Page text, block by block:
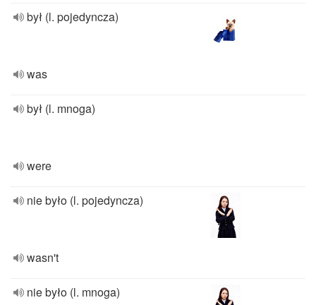
był (l. pojedyncza)
was
był (l. mnoga)
were
nie było (l. pojedyncza)
wasn't
nie było (l. mnoga)